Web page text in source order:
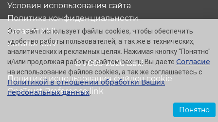
© 2005-2026 Baxi
Условия использования сайта
Политика конфиденциальности
Каталог XML
Каталог CSV
Политика использования файлов cookie
OneTrust Preference link
Этот сайт использует файлы cookies, чтобы обеспечить
удобство работы пользователей, а так же в технических,
аналитических и рекламных целях. Нажимая кнопку "Понятно"
и/или продолжая работу с сайтом baxi.ru, Вы даете Согласие
на использование файлов cookies, а так же соглашаетесь с
Политикой в отношении обработки Ваших
персональных данных.
Понятно